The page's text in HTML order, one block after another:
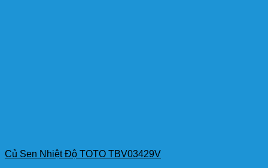
Củ Sen Nhiệt Độ TOTO TBV03429V